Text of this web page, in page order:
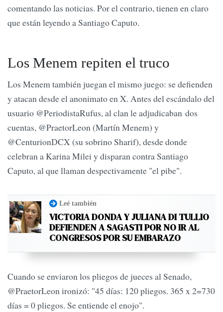
comentando las noticias. Por el contrario, tienen en claro
que están leyendo a Santiago Caputo.
Los Menem repiten el truco
Los Menem también juegan el mismo juego: se defienden
y atacan desde el anonimato en X. Antes del escándalo del
usuario @PeriodistaRufus, al clan le adjudicaban dos
cuentas, @PraetorLeon (Martín Menem) y
@CenturionDCX (su sobrino Sharif), desde donde
celebran a Karina Milei y disparan contra Santiago
Caputo, al que llaman despectivamente "el pibe".
Leé también
VICTORIA DONDA Y JULIANA DI TULLIO
DEFIENDEN A SAGASTI POR NO IR AL
CONGRESOS POR SU EMBARAZO
Cuando se enviaron los pliegos de jueces al Senado,
@PraetorLeon ironizó: "45 días: 120 pliegos. 365 x 2=730
días = 0 pliegos. Se entiende el enojo".